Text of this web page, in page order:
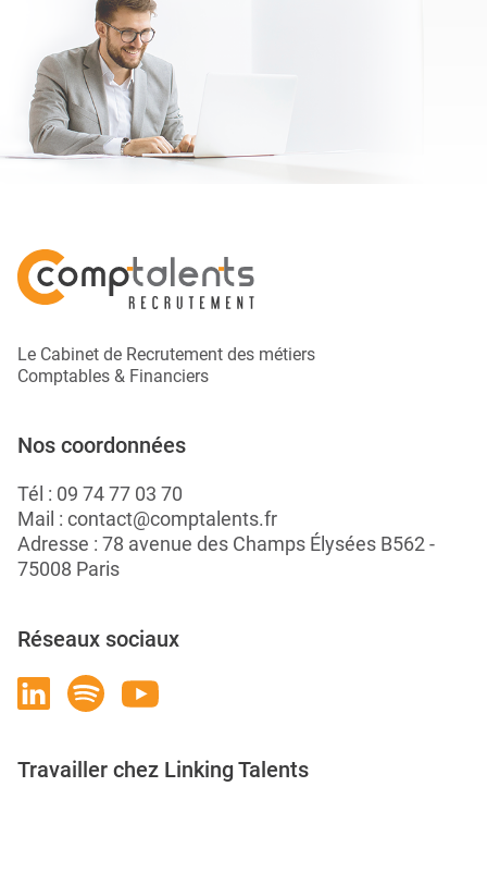
Le Cabinet de Recrutement des métiers
Comptables & Financiers
Nos coordonnées
Tél : 09 74 77 03 70
Mail : contact@comptalents.fr
Adresse : 78 avenue des Champs Élysées B562 -
75008 Paris
Réseaux sociaux
Travailler chez Linking Talents